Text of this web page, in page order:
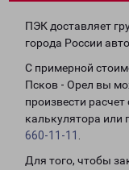
ПЭК доставляет
города России
С примерной
Псков - Орел вы
произвести
калькулятора или
660-11-11
Для того, чтобы